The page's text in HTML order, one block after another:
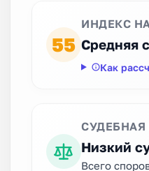
55
ИНДЕКС
Средняя
Как
СУДЕБНАЯ
Низкий
Всего